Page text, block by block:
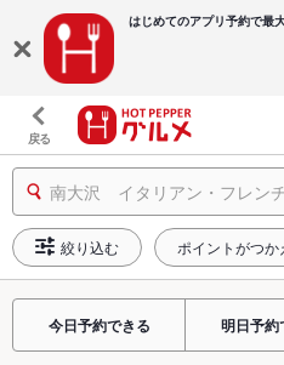
はじめてのアプリ予約で最
戻る
南大沢 イタリアン・フレン
絞り込む ポイントがつか
今日予約できる 明日予約